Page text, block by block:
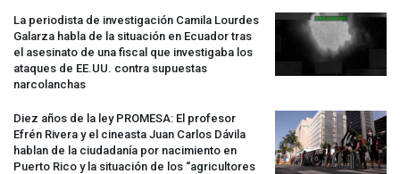
La periodista de investigación Camila Lourdes
Galarza habla de la situación en Ecuador tras
el asesinato de una fiscal que investigaba los
ataques de EE.UU. contra supuestas
narcolanchas
Diez años de la ley PROMESA: El profesor
Efrén Rivera y el cineasta Juan Carlos Dávila
hablan de la ciudadanía por nacimiento en
Puerto Rico y la situación de los “agricultores